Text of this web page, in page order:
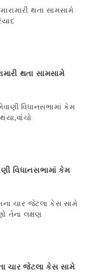
થતા સામસામે
વિધાનસભામાં કેમ
ચાર જેટલા કેસ સામે